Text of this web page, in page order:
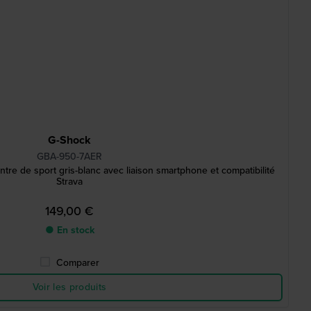
G-Shock
GBA-950-7AER
de sport gris-blanc avec liaison smartphone et compatibilité
Strava
149,00 €
● En stock
Comparer
Voir les produits